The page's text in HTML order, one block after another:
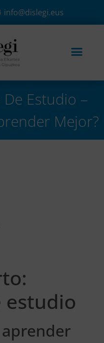
info@dislegi.eus
Estudio –
Mejor?
estudio